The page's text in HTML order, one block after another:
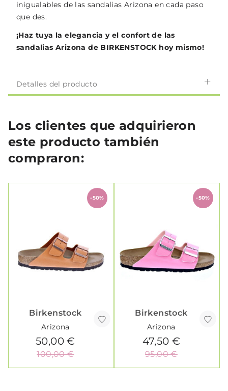
inigualables de las sandalias Arizona en cada paso
que des.
¡Haz tuya la elegancia y el confort de las
sandalias Arizona de BIRKENSTOCK hoy mismo!
Detalles del producto
Los clientes que adquirieron
este producto también
compraron:
-50%
Birkenstock
Arizona
50,00 €
100,00 €
-50%
Birkenstock
Arizona
47,50 €
95,00 €